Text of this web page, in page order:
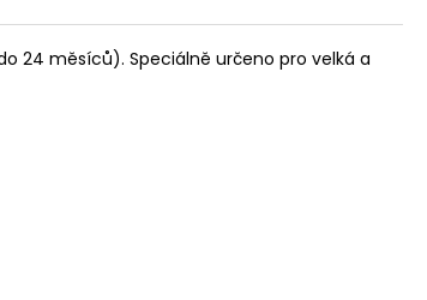
24 měsíců). Speciálně určeno pro velká a